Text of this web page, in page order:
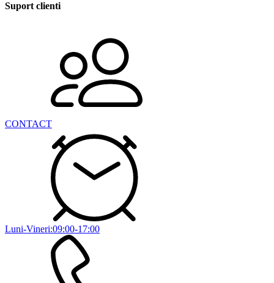
Suport clienti
CONTACT
Luni-Vineri:09:00-17:00